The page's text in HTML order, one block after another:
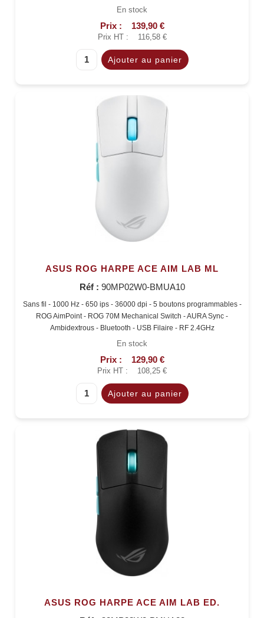
En stock
Prix : 139,90 €
Prix HT : 116,58 €
ASUS ROG HARPE ACE AIM LAB ML
Réf : 90MP02W0-BMUA10
Sans fil - 1000 Hz - 650 ips - 36000 dpi - 5 boutons programmables -
ROG AimPoint - ROG 70M Mechanical Switch - AURA Sync -
Ambidextrous - Bluetooth - USB Filaire - RF 2.4GHz
En stock
Prix : 129,90 €
Prix HT : 108,25 €
ASUS ROG HARPE ACE AIM LAB ED.